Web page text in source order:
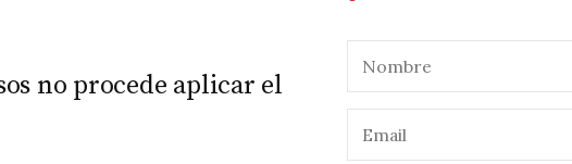
no procede aplicar el